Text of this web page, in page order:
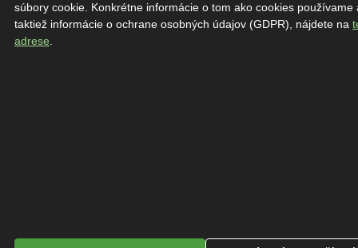
súbory cookie. Konkrétne informácie o tom ako cookies používame
taktiež informácie o ochrane osobných údajov (GDPR), nájdete na
adrese